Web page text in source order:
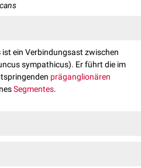
ist ein Verbindungsast zwischen
sympathicus). Er führt die im
präganglionären
Segmentes.